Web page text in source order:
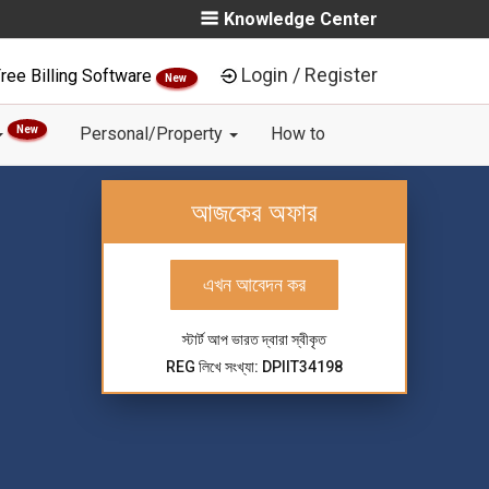
Knowledge Center
Billing Software New Login / Register
New Personal/Property How to
আজকের অফার
এখন আবেদন কর
স্টার্ট আপ ভারত দ্বারা স্বীকৃত
REG লিখে সংখ্যা: DPIIT34198